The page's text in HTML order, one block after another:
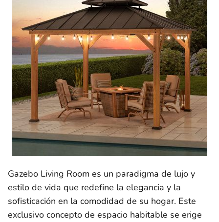
Gazebo Living Room es un paradigma de lujo y
estilo de vida que redefine la elegancia y la
sofisticación en la comodidad de su hogar. Este
exclusivo concepto de espacio habitable se erige